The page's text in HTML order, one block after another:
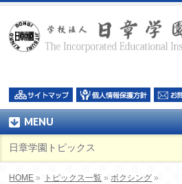
MENU
日章学園トピックス
HOME » トピックス一覧 » ボクシング »